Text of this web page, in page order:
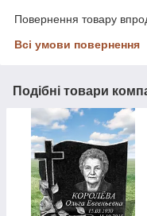
Повернення товару
Всі умови повернення
Подібні товари